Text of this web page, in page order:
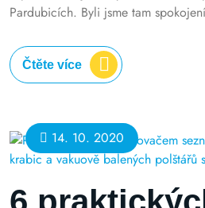
Pardubicích. Byli jsme tam
Čtěte více
14. 10. 2020